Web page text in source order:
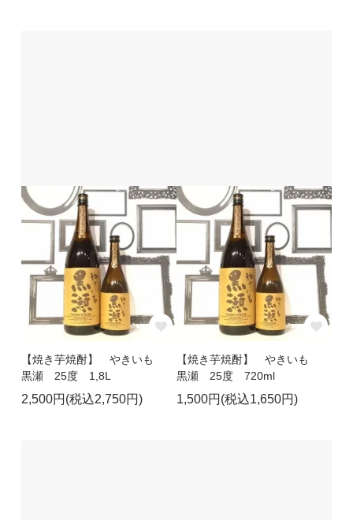
【焼き芋焼酎】 やきいも
黒瀬 25度 1,8L
2,500円(税込2,750円)
【焼き芋焼酎】 やきいも
黒瀬 25度 720ml
1,500円(税込1,650円)